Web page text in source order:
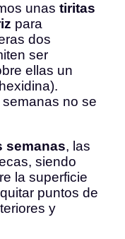
unas tiritas
para
dos
ser
ellas un
no se
semanas, las
siendo
la superficie
puntos de
y